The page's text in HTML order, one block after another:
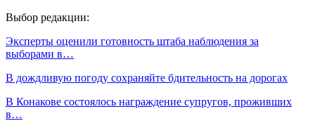
Выбор редакции:
Эксперты оценили готовность штаба наблюдения за
выборами в…
В дождливую погоду сохраняйте бдительность на дорогах
В Конакове состоялось награждение супругов, проживших
в…